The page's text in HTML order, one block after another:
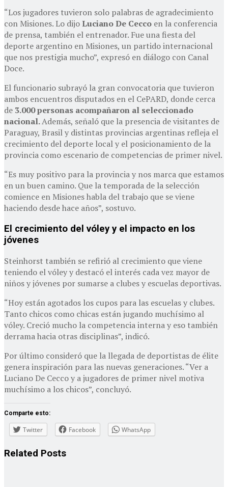
“Los jugadores tuvieron solo palabras de agradecimiento
con Misiones. Lo dijoLuciano De Cecco en la conferencia
de prensa, también el entrenador. Fue una fiesta del
deporte argentino en Misiones, un partido internacional
que nos prestigia mucho”, expresó en diálogo con Canal
Doce.
El funcionario subrayó la gran convocatoria que tuvieron
ambos encuentros disputados en el CePARD, donde cerca
de 3.000 personas acompañaron al seleccionado
nacional.Además, señaló que la presencia de visitantes de
Paraguay, Brasil y distintas provincias argentinas refleja el
crecimiento del deporte local y el posicionamiento de la
provincia como escenario de competencias de primer nivel.
“Es muy positivo para la provincia y nos marca que estamos
en un buen camino. Que la temporada de la selección
comience en Misiones habla del trabajo que se viene
haciendo desde hace años”, sostuvo.
El crecimiento del vóley y el impacto en los
jóvenes
Steinhorst también se refirió al crecimiento que viene
teniendo el vóley y destacó el interés cada vez mayor de
niños y jóvenes por sumarse a clubes y escuelas deportivas.
“Hoy están agotados los cupos para las escuelas y clubes.
Tanto chicos como chicas están jugando muchísimo al
vóley. Creció mucho la competencia interna y eso también
derrama hacia otras disciplinas”, indicó.
Por último consideró que la llegada de deportistas de élite
genera inspiración para las nuevas generaciones. “Ver a
Luciano De Cecco y a jugadores de primer nivel motiva
muchísimo a los chicos”, concluyó.
Comparte esto:
Twitter Facebook WhatsApp
Related Posts